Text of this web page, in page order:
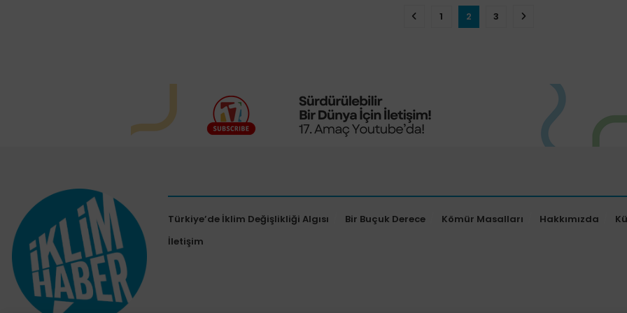
1 2 3
Türkiye’de İklim Değişlikliği Algısı Bir Buçuk Derece Kömür Masalları Hakkımızda
İletişim